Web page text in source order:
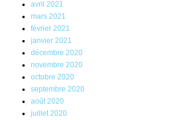
avril 2021
mars 2021
février 2021
janvier 2021
décembre 2020
novembre 2020
octobre 2020
septembre 2020
août 2020
juillet 2020